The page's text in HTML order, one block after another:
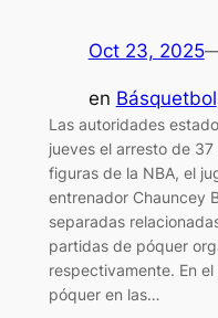
Oct 23, 2025
en Básquetbol
Las autoridades
jueves el arresto de
figuras de la NBA, el
entrenador Chauncey
separadas
partidas de póquer
respectivamente. En
póquer en las…